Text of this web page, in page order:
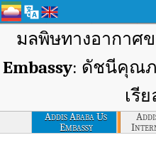
มลพิษทางอากาศ
Embassy: ดัชนีคุณภ
เรี
Addis Ababa Us
Embassy